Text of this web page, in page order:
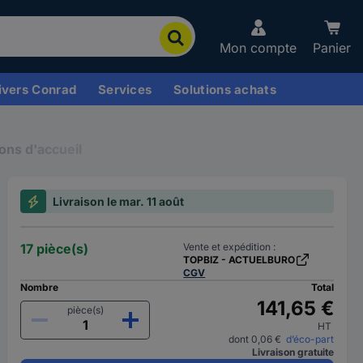
Mon compte Panier
Conrad Services Solutions achats
d'accueil
Livraison le mar. 11 août
17 pièce(s)
Vente et expédition :
TOPBIZ - ACTUELBURO
CGV
Nombre
pièce(s)
Total
141,65 €
HT
dont 0,06 € d’éco-part
Livraison gratuite